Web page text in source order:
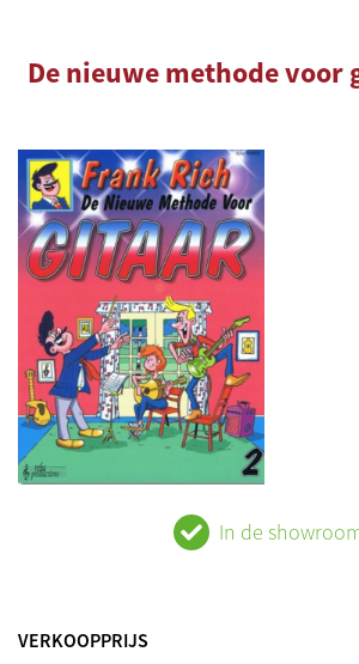
De nieuwe methode voor
In de
VERKOOPPRIJS